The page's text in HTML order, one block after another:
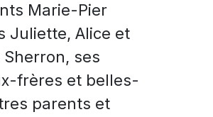
Marie-Pier
Juliette, Alice et
ses
frères et belles-
parents et